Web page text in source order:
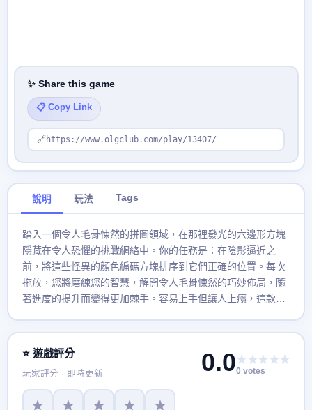
✨ Share this game
📋 Copy Link
🔗 https://www.olgclub.com/play/13407/
說明 玩法 Tags
踏入一個令人毛骨悚然的拼圖領域，在那裡發光的六邊形方塊
隱藏在令人恐懼的挑戰網絡中。你的任務是：在陰影逼近之
前，將這些怪異的顏色編碼方塊排序到它們正確的位置。每次
拖放，您將磨練您的智慧，解開令人毛骨悚然的巧妙佈局，隨
著進度的提升而變得更加棘手。容易上手但讓人上癮，這款萬
⭐ 遊戲評分
玩家評分 · 即時更新 0.0★★★★★
0 votes
★ ★ ★ ★ ★